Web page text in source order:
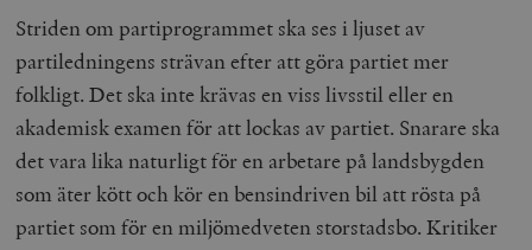
Striden om partiprogrammet ska ses i ljuset av
partiledningens strävan efter att göra partiet mer
folkligt. Det ska inte krävas en viss livsstil eller en
akademisk examen för att lockas av partiet. Snarare ska
det vara lika naturligt för en arbetare på landsbygden
som äter kött och kör en bensindriven bil att rösta på
partiet som för en miljömedveten storstadsbo. Kritiker